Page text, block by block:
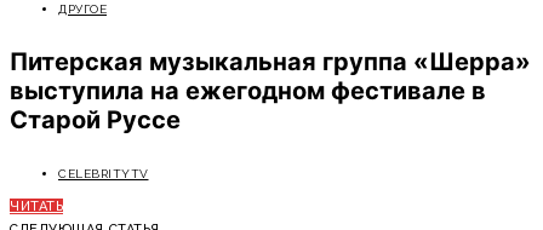
ДРУГОЕ
Питерская музыкальная группа «Шерра»
выступила на ежегодном фестивале в
Старой Руссе
CELEBRITYTV
ЧИТАТЬ